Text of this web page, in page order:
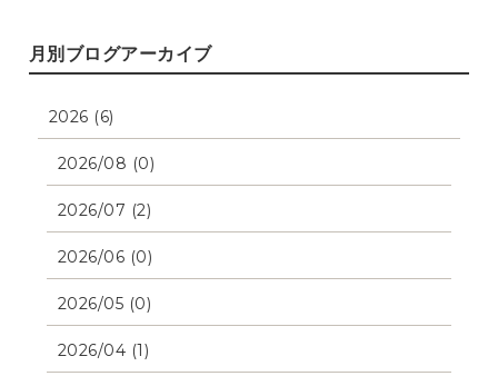
月別ブログアーカイブ
2026 (6)
2026/08 (0)
2026/07 (2)
2026/06 (0)
2026/05 (0)
2026/04 (1)